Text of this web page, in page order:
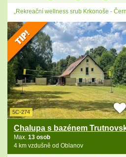
„Rekreační wellness srub Krkonoše -
5C-274
Chalupa s bazénem
Max. 13 osob
4 km vzdušně od Oblanov